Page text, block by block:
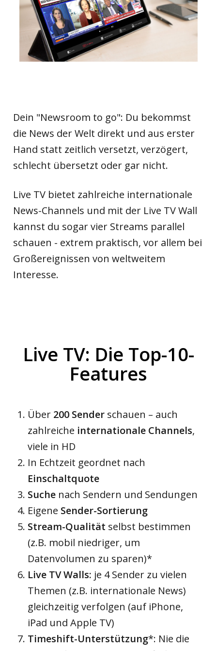
Dein "Newsroom to go": Du bekommst
die News der Welt direkt und aus erster
Hand statt zeitlich versetzt, verzögert,
schlecht übersetzt oder gar nicht.
Live TV bietet zahlreiche internationale
News-Channels und mit der Live TV Wall
kannst du sogar vier Streams parallel
schauen - extrem praktisch, vor allem bei
Großereignissen von weltweitem
Interesse.
Live TV: Die Top-10-
Features
Über 200 Senderschauen – auch
zahlreiche internationale Channels,
viele in HD
In Echtzeit geordnet nach
Einschaltquote
Suchenach Sendern und Sendungen
Eigene Sender-Sortierung
Stream-Qualität selbst bestimmen
(z.B. mobil niedriger, um
Datenvolumen zu sparen)*
Live TV Walls: je 4 Sender zu vielen
Themen (z.B. internationale News)
gleichzeitig verfolgen (auf iPhone,
iPad und Apple TV)
Timeshift-Unterstützung*: Nie die